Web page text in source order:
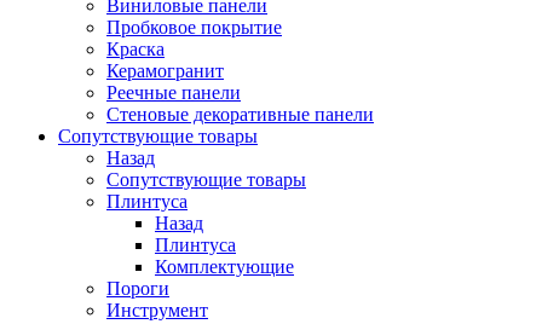
Виниловые панели
Пробковое покрытие
Краска
Керамогранит
Реечные панели
Стеновые декоративные панели
Сопутствующие товары
Назад
Сопутствующие товары
Плинтуса
Назад
Плинтуса
Комплектующие
Пороги
Инструмент